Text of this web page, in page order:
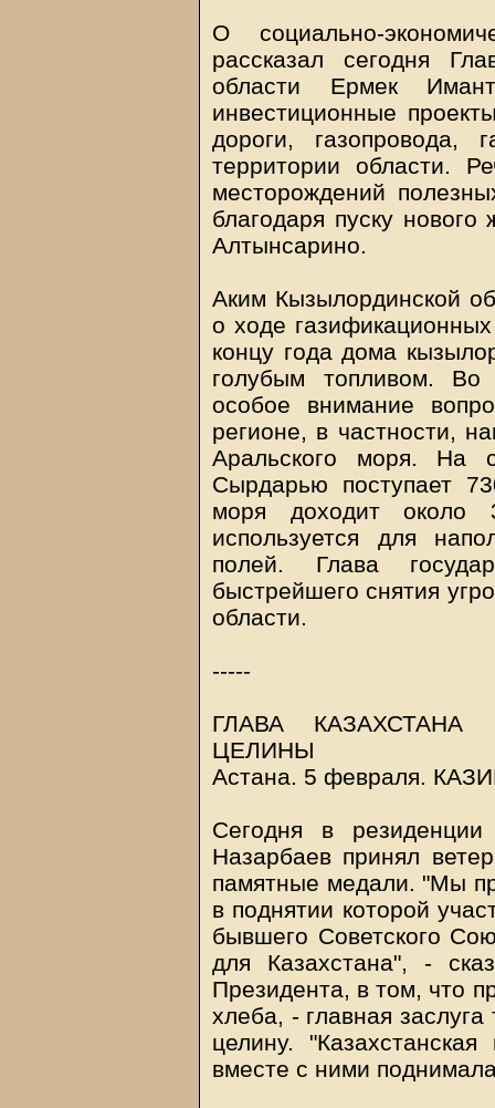
О социально-
рассказал сегодня
области Ермек
инвестиционные
дороги, газопровода,
территории области.
месторождений
благодаря пуску
Алтынсарино.
Аким Кызылординской
о ходе
концу года дома
голубым топливом. Во
особое внимание
регионе, в частности,
Аральского моря. На
Сырдарью поступает
моря доходит около
используется для
полей. Глава
быстрейшего снятия
области.
-----
ГЛАВА
ЦЕЛИНЫ
Астана. 5 февраля.
Сегодня в резиденции
Назарбаев принял
памятные медали. "Мы
в поднятии которой
бывшего Советского
для Казахстана", -
Президента, в том, что
хлеба, - главная
целину.
вместе с ними